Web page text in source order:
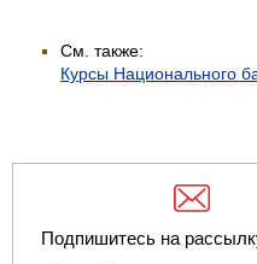
См. также:
Курсы Национального
Подпишитесь на